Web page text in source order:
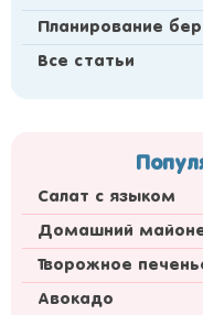
Планирование
Все статьи
Салат с языком
Домашний
Творожное
Авокадо